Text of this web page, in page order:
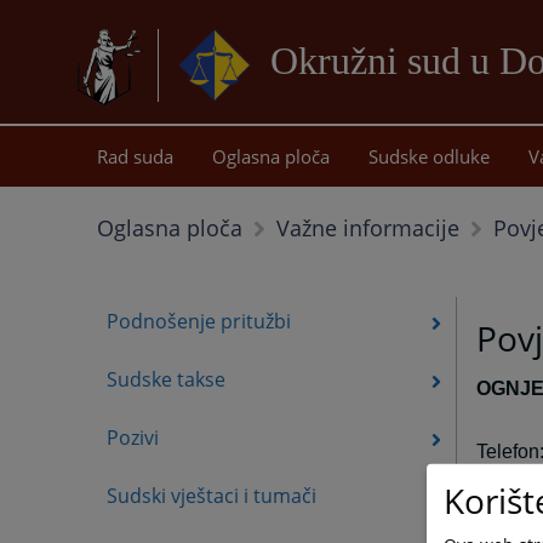
Okružni sud u
Rad suda Oglasna ploča Sudske odluke
Oglasna ploča Važne informacije
Podnošenje pritužbi
Sudske takse
Pozivi
Sudski vještaci i tumači
e-